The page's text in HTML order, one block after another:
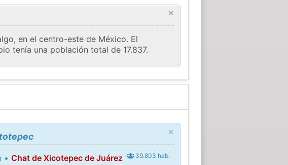
×
en el centro-este de México. El
tenía una población total de 17.837.
×
•Chat de Xicotepec de Juárez 39.803 hab.